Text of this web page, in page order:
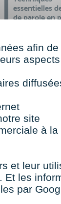
essentielles
de parole en
afin
aspects
site
à
et leur
les
par